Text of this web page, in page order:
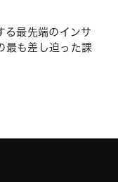
最先端のインサ
最も差し迫った課